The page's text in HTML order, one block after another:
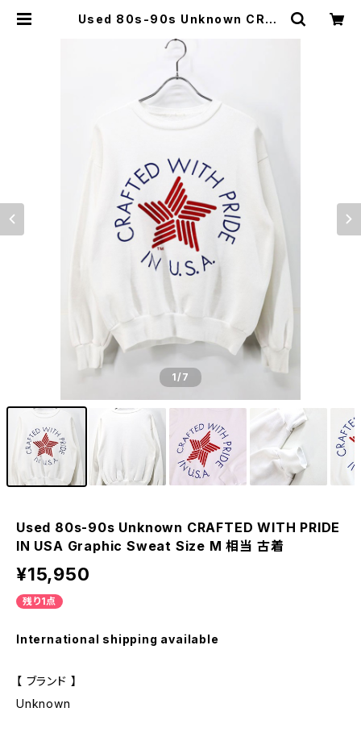
Used 80s-90s Unknown CRAF
hic Sweat Size M 相当 古着 | ea
r vintage&culture store
1/7
Used 80s-90s Unknown CRAFTED WITH PRIDE
IN USA Graphic Sweat Size M 相当 古着
¥15,950
残り1点
International shipping available
【 ブランド 】
Unknown